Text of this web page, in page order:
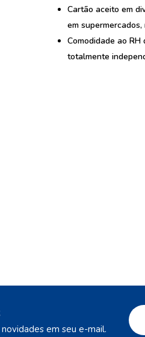
Cartão aceito em
em
Comodidade ao
totalmente
em seu e-mail.